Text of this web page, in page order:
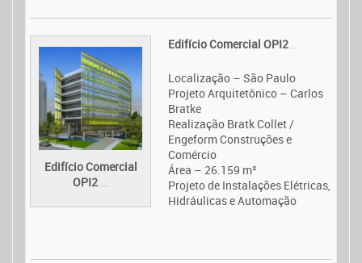
Edifício Comercial
OPI2
Edifício Comercial OPI2
Localização – São Paulo
Projeto Arquitetônico – Carlos
Bratke
Realização Bratk Collet /
Engeform Construções e
Comércio
Área – 26.159 m²
Projeto de Instalações Elétricas,
Hidráulicas e Automação